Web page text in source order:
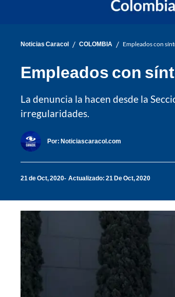
Noticias Caracol / COLOMBIA / Empleados con
Empleados con
La denuncia la hacen desde la
irregularidades.
Por: Noticiascaracol.com
21 de Oct, 2020 Actualizado: 21 De Oct, 2020